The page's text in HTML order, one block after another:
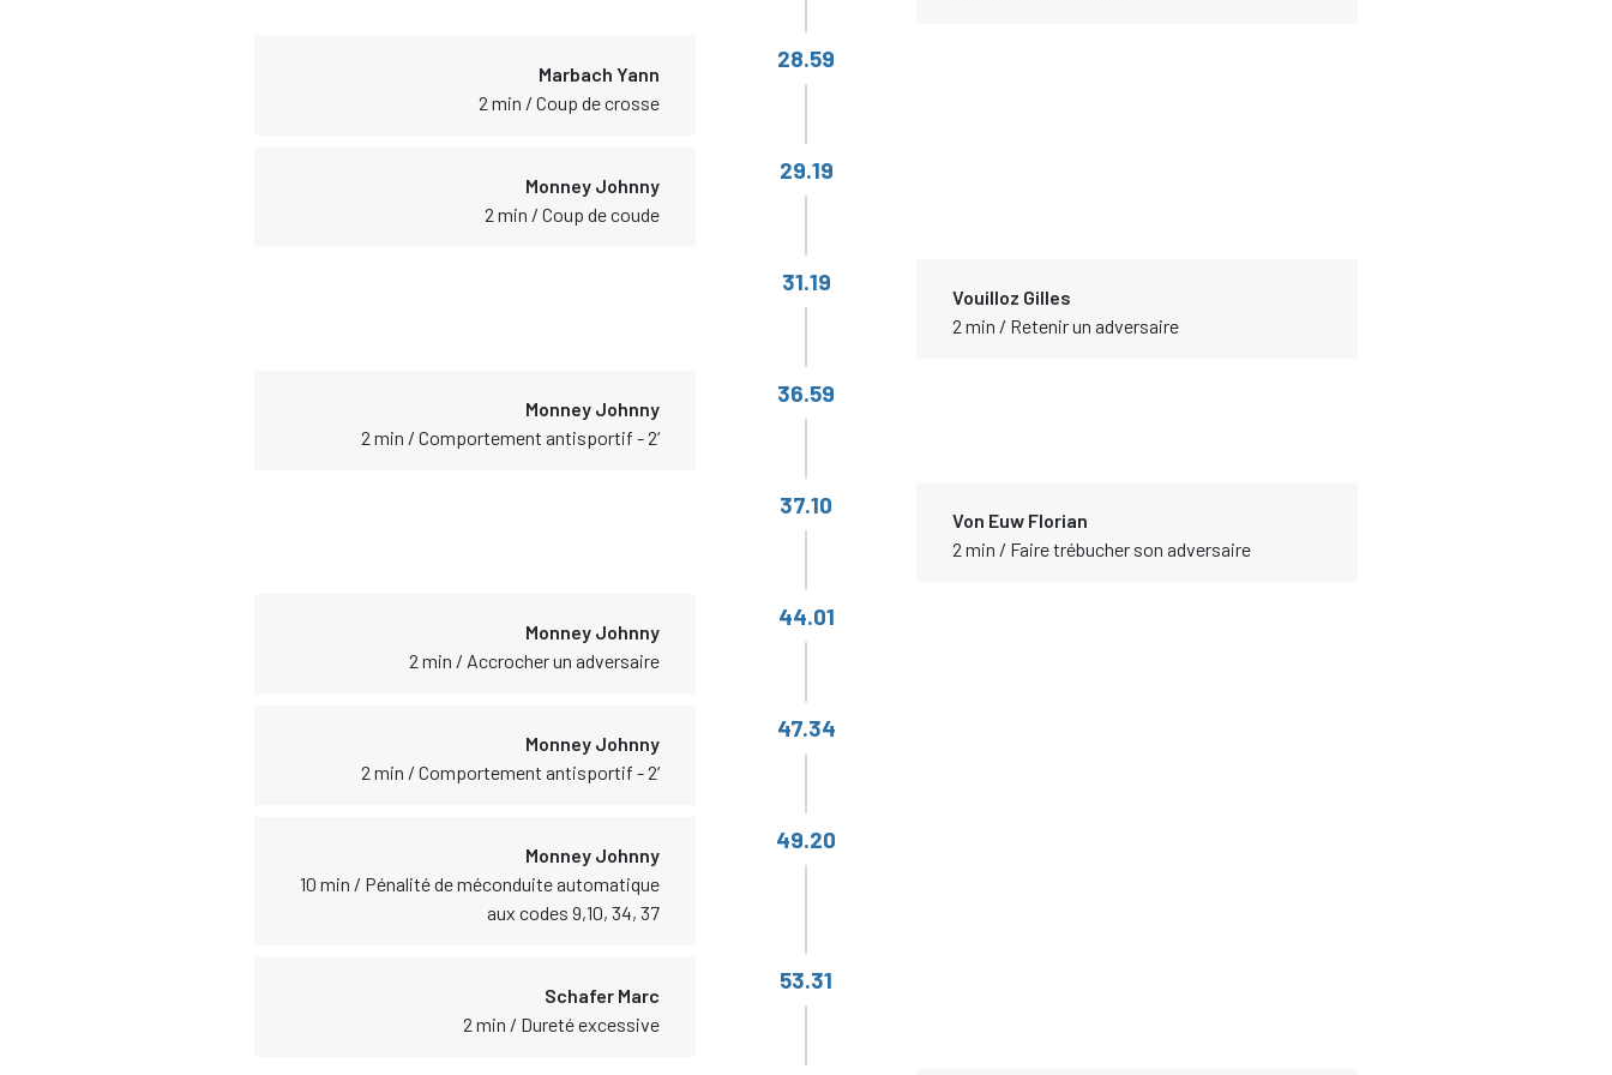
Marbach Yann
2 min / Coup de crosse
28.59
Monney Johnny
2 min / Coup de coude
29.19
31.19
Vouilloz Gilles
2 min / Retenir un adversaire
Monney Johnny
2 min / Comportement antisportif - 2‘
36.59
37.10
Von Euw Florian
2 min / Faire trébucher son adversaire
Monney Johnny
2 min / Accrocher un adversaire
44.01
Monney Johnny
2 min / Comportement antisportif - 2‘
47.34
Monney Johnny
10 min / Pénalité de méconduite automatique
aux codes 9,10, 34, 37
49.20
Schafer Marc
2 min / Dureté excessive
53.31